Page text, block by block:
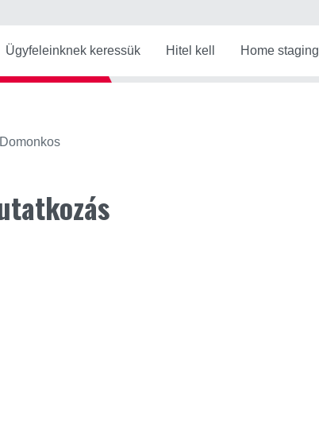
Ügyfeleinknek keressük Hitel kell Home staging